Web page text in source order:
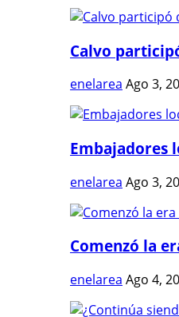
Calvo
enelarea Ago 3,
Embajadores
enelarea Ago 3,
Comenzó la
enelarea Ago 4,